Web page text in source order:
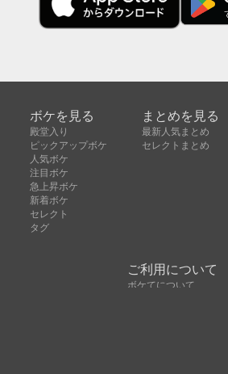
ボケを見る
殿堂入り
ピックアップボケ
人気ボケ
注目ボケ
急上昇ボケ
新着ボケ
セレクト
タグ
まとめを見る
最新人気まとめ
セレクトまとめ
ご利用について
ボケてについて